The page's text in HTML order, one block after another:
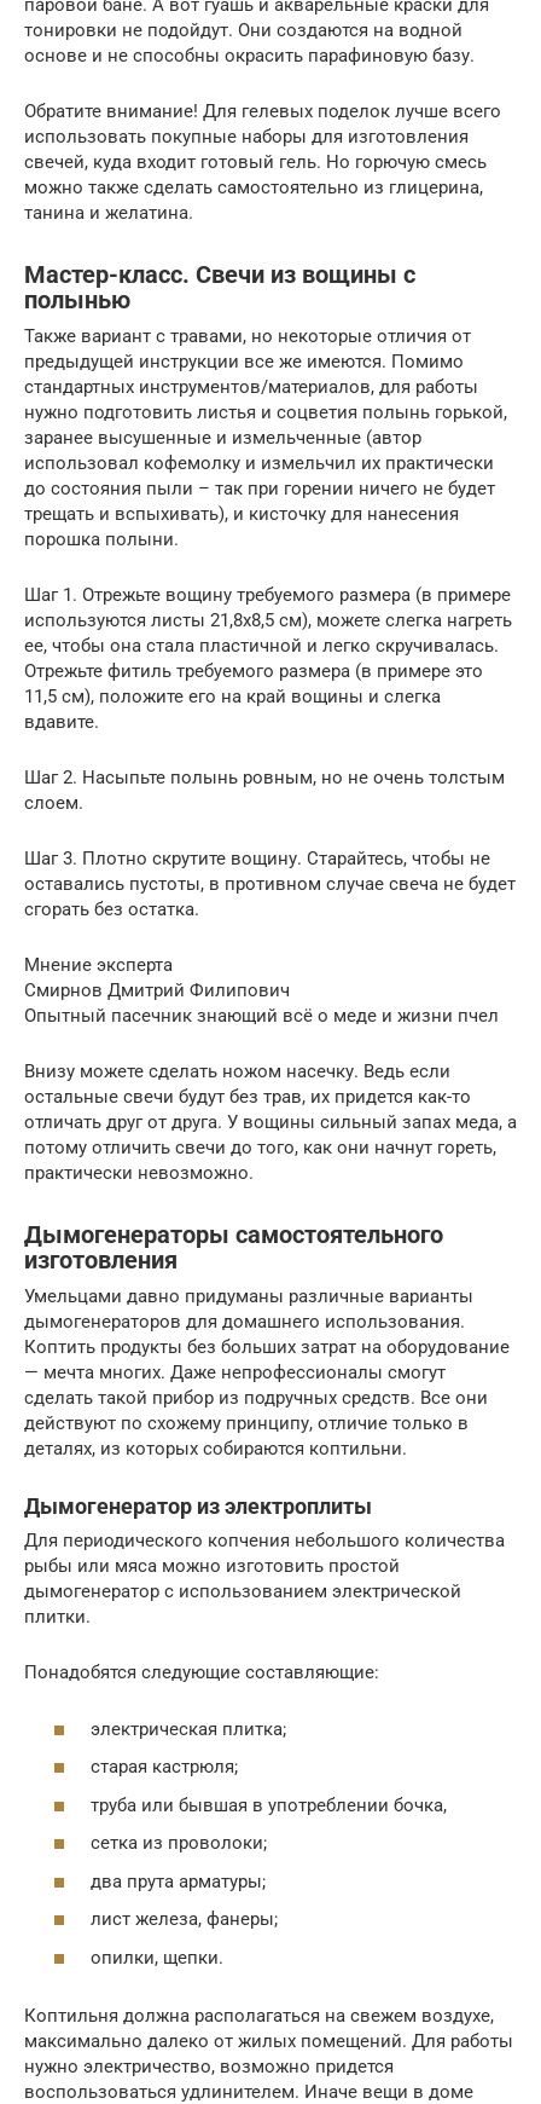
паровой бане. А вот гуашь и акварельные краски для
тонировки не подойдут. Они создаются на водной
основе и не способны окрасить парафиновую базу.
Обратите внимание! Для гелевых поделок лучше всего
использовать покупные наборы для изготовления
свечей, куда входит готовый гель. Но горючую смесь
можно также сделать самостоятельно из глицерина,
танина и желатина.
Мастер-класс. Свечи из вощины с
полынью
Также вариант с травами, но некоторые отличия от
предыдущей инструкции все же имеются. Помимо
стандартных инструментов/материалов, для работы
нужно подготовить листья и соцветия полынь горькой,
заранее высушенные и измельченные (автор
использовал кофемолку и измельчил их практически
до состояния пыли – так при горении ничего не будет
трещать и вспыхивать), и кисточку для нанесения
порошка полыни.
Шаг 1. Отрежьте вощину требуемого размера (в примере
используются листы 21,8х8,5 см), можете слегка нагреть
ее, чтобы она стала пластичной и легко скручивалась.
Отрежьте фитиль требуемого размера (в примере это
11,5 см), положите его на край вощины и слегка
вдавите.
Шаг 2. Насыпьте полынь ровным, но не очень толстым
слоем.
Шаг 3. Плотно скрутите вощину. Старайтесь, чтобы не
оставались пустоты, в противном случае свеча не будет
сгорать без остатка.
Мнение эксперта
Смирнов Дмитрий Филипович
Опытный пасечник знающий всё о меде и жизни пчел
Внизу можете сделать ножом насечку. Ведь если
остальные свечи будут без трав, их придется как-то
отличать друг от друга. У вощины сильный запах меда, а
потому отличить свечи до того, как они начнут гореть,
практически невозможно.
Дымогенераторы самостоятельного
изготовления
Умельцами давно придуманы различные варианты
дымогенераторов для домашнего использования.
Коптить продукты без больших затрат на оборудование
— мечта многих. Даже непрофессионалы смогут
сделать такой прибор из подручных средств. Все они
действуют по схожему принципу, отличие только в
деталях, из которых собираются коптильни.
Дымогенератор из электроплиты
Для периодического копчения небольшого количества
рыбы или мяса можно изготовить простой
дымогенератор с использованием электрической
плитки.
Понадобятся следующие составляющие:
электрическая плитка;
старая кастрюля;
труба или бывшая в употреблении бочка,
сетка из проволоки;
два прута арматуры;
лист железа, фанеры;
опилки, щепки.
Коптильня должна располагаться на свежем воздухе,
максимально далеко от жилых помещений. Для работы
нужно электричество, возможно придется
воспользоваться удлинителем. Иначе вещи в доме